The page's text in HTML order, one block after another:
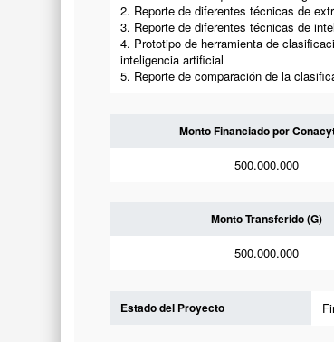
2. Reporte de diferentes técnicas de
3. Reporte de diferentes técnicas de
4. Prototipo de herramienta de
inteligencia artificial
5. Reporte de comparación de la
Monto Financiado por
500.000.000
Monto Transferido (G)
500.000.000
Estado del Proyecto